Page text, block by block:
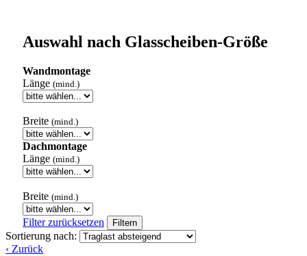
Auswahl nach Glasscheiben-Größe
Wandmontage
Länge (mind.)
Breite (mind.)
Dachmontage
Länge (mind.)
Breite (mind.)
Filter zurücksetzen Filtern
Sortierung nach:
‹ Zurück